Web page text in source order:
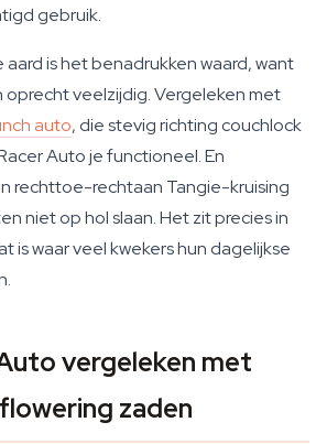
gebruik.
is het benadrukken waard, want
oprecht veelzijdig. Vergeleken met
auto, die stevig richting couchlock
Auto je functioneel. En
rechttoe-rechtaan Tangie-kruising
niet op hol slaan. Het zit precies in
is waar veel kwekers hun dagelijkse
vergeleken met
zaden